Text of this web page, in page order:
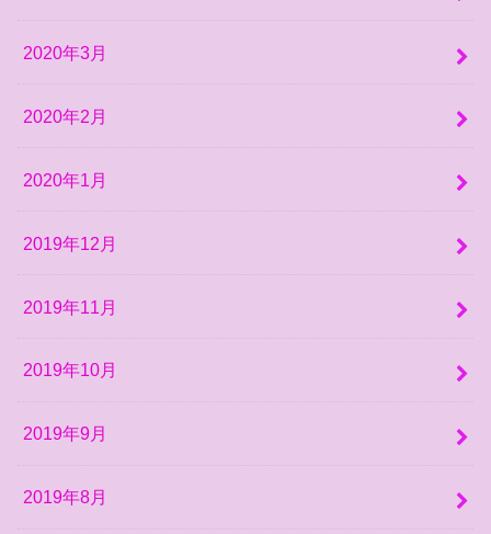
2020年3月
2020年2月
2020年1月
2019年12月
2019年11月
2019年10月
2019年9月
2019年8月